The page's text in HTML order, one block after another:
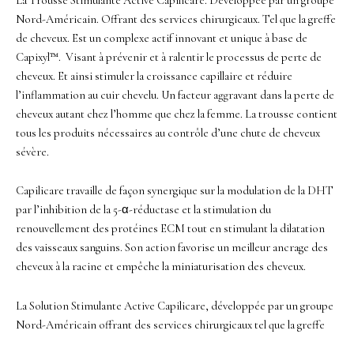
Nord-Américain. Offrant des services chirurgicaux. Tel que la greffe
de cheveux. Est un complexe actif innovant et unique à base de
Capixyl™. Visant à prévenir et à ralentir le processus de perte de
cheveux. Et ainsi stimuler la croissance capillaire et réduire
l’inflammation au cuir chevelu. Un facteur aggravant dans la perte de
cheveux autant chez l’homme que chez la femme. La trousse contient
tous les produits nécessaires au contrôle d’une chute de cheveux
sévère.
Capilicare travaille de façon synergique sur la modulation de la DHT
par l’inhibition de la 5-α-réductase et la stimulation du
renouvellement des protéines ECM tout en stimulant la dilatation
des vaisseaux sanguins. Son action favorise un meilleur ancrage des
cheveux à la racine et empêche la miniaturisation des cheveux.
La Solution Stimulante Active Capilicare, développée par un groupe
Nord-Américain offrant des services chirurgicaux tel que la greffe